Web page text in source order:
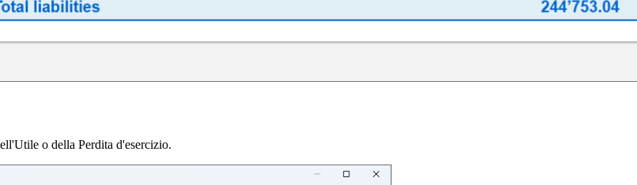
o della Perdita d'esercizio.